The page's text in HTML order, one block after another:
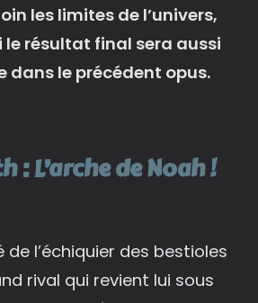
les limites de l’univers,
le résultat final sera aussi
dans le précédent opus.
: L’arche de Noah !
de l’échiquier des bestioles
rival qui revient lui sous